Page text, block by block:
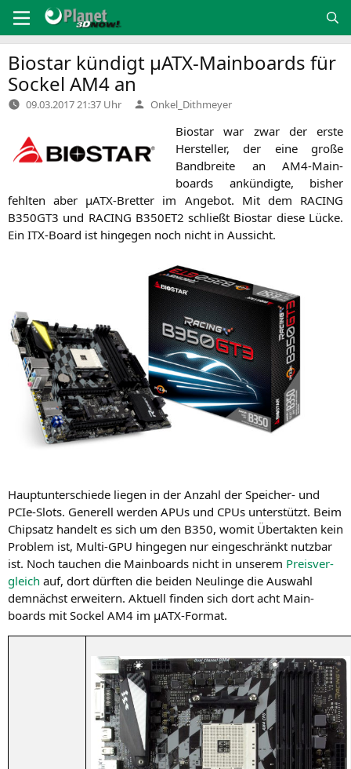
Inhalt
springen
Biostar kündigt µATX-Mainboards für
Sockel AM4 an
09.03.2017 21:37 Uhr Verfasst
von
Onkel_Dithmeyer
Bio­star war zwar der ers­te
Her­stel­ler, der eine gro­ße
Band­brei­te an AM4-Main­
boards ankün­dig­te, bis­her
fehl­ten aber µATX-Bret­ter im Ange­bot. Mit dem RACING
B350GT3 und RACING B350ET2 schließt Bio­star die­se Lücke.
Ein ITX-Board ist hin­ge­gen noch nicht in Aussicht.
Haupt­un­ter­schie­de lie­gen in der Anzahl der Spei­cher- und
PCIe-Slots. Gene­rell wer­den APUs und CPUs unter­stützt. Beim
Chip­satz han­delt es sich um den B350, womit Über­tak­ten kein
Pro­blem ist, Mul­ti-GPU hin­ge­gen nur ein­ge­schränkt nutz­bar
ist. Noch tau­chen die Main­boards nicht in unse­rem Preis­ver­
gleich auf, dort dürf­ten die bei­den Neu­lin­ge die Aus­wahl
dem­nächst erwei­tern. Aktu­ell fin­den sich dort acht Main­
boards mit Sockel AM4 im µATX-Format.